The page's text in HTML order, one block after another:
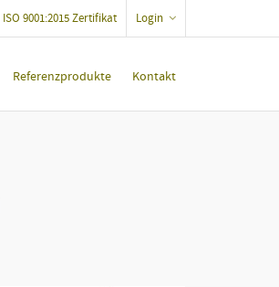
Login
ISO 9001:2015 Zertifikat
Referenzprodukte Kontakt